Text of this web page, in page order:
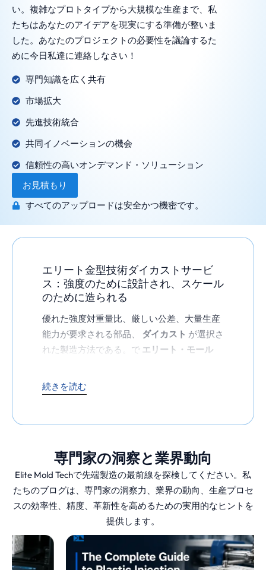
い。複雑なプロトタイプから大規模な生産まで、私
たちはあなたのアイデアを現実にする準備が整いま
した。あなたのプロジェクトの必要性を議論するた
めに今日私達に連絡しなさい！
専門知識を広く共有
市場拡大
先進技術統合
共同イノベーションの機会
信頼性の高いオンデマンド・ソリューション
お見積もり
すべてのアップロードは安全かつ機密です。
エリート金型技術ダイカストサービ
ス：強度のために設計され、スケール
のために造られる
優れた強度対重量比、厳しい公差、大量生産
能力が要求される部品、 ダイカスト が選択さ
れた製造方法である。で エリート・モール
複雑な部品に、迅速かつコスト効率よく変換
する高圧ダイカストサービスを提供していま
ダイカストは、金型に金属を流し込むだけで
はありません。溶融金属を硬化鋼の金型に高
圧で注入し、精密なネットシェイプの部品を
最小限の後処理で作る、高速で再現性のある
自動車用ブラケットから家電用ハウジングま
続きを読む
専門家の洞察と業界動向
Elite Mold Techで先端製造の最前線を探検してください。私
たちのブログは、専門家の洞察力、業界の動向、生産プロセ
スの効率性、精度、革新性を高めるための実用的なヒントを
提供します。